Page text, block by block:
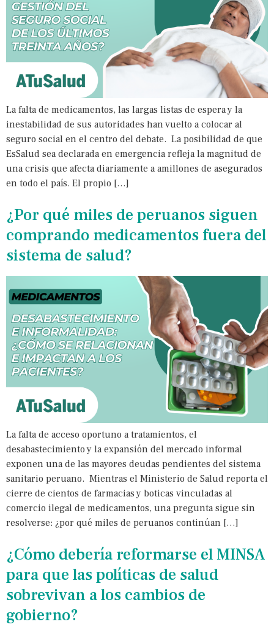
La falta de medicamentos, las largas listas de espera y la
inestabilidad de sus autoridades han vuelto a colocar al
seguro social en el centro del debate. La posibilidad de que
EsSalud sea declarada en emergencia refleja la magnitud de
una crisis que afecta diariamente a amillones de asegurados
en todo el país. El propio […]
¿Por qué miles de peruanos siguen
comprando medicamentos fuera del
sistema de salud?
La falta de acceso oportuno a tratamientos, el
desabastecimiento y la expansión del mercado informal
exponen una de las mayores deudas pendientes del sistema
sanitario peruano. Mientras el Ministerio de Salud reporta el
cierre de cientos de farmacias y boticas vinculadas al
comercio ilegal de medicamentos, una pregunta sigue sin
resolverse: ¿por qué miles de peruanos continúan […]
¿Cómo debería reformarse el MINSA
para que las políticas de salud
sobrevivan a los cambios de
gobierno?